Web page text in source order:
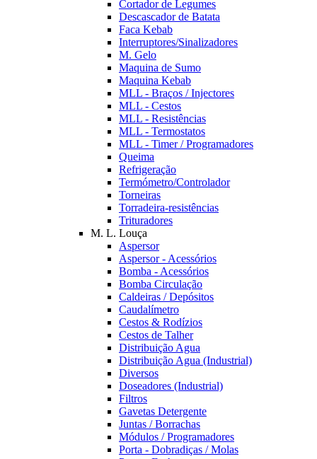
Cortador de Legumes
Descascador de Batata
Faca Kebab
Interruptores/Sinalizadores
M. Gelo
Maquina de Sumo
Maquina Kebab
MLL - Braços / Injectores
MLL - Cestos
MLL - Resistências
MLL - Termostatos
MLL - Timer / Programadores
Queima
Refrigeração
Termómetro/Controlador
Torneiras
Torradeira-resistências
Trituradores
M. L. Louça
Aspersor
Aspersor - Acessórios
Bomba - Acessórios
Bomba Circulação
Caldeiras / Depósitos
Caudalímetro
Cestos & Rodízios
Cestos de Talher
Distribuição Agua
Distribuição Agua (Industrial)
Diversos
Doseadores (Industrial)
Filtros
Gavetas Detergente
Juntas / Borrachas
Módulos / Programadores
Porta - Dobradiças / Molas